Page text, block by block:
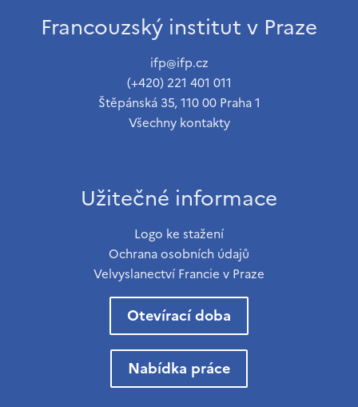
Francouzský institut v Praze
ifp@ifp.cz
(+420) 221 401 011
Štěpánská 35, 110 00 Praha 1
Všechny kontakty
Užitečné informace
Logo ke stažení
Ochrana osobních údajů
Velvyslanectví Francie v Praze
Otevírací doba
Nabídka práce